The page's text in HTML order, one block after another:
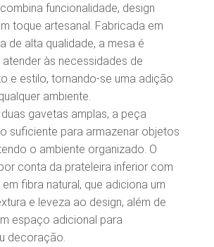
funcionalidade, design
toque artesanal. Fabricada em
de alta qualidade, a mesa é
às necessidades de
e estilo, tornando-se uma adição
ambiente.
gavetas amplas, a peça
suficiente para armazenar objetos
o ambiente organizado. O
conta da prateleira inferior com
fibra natural, que adiciona um
e leveza ao design, além de
espaço adicional para
decoração.